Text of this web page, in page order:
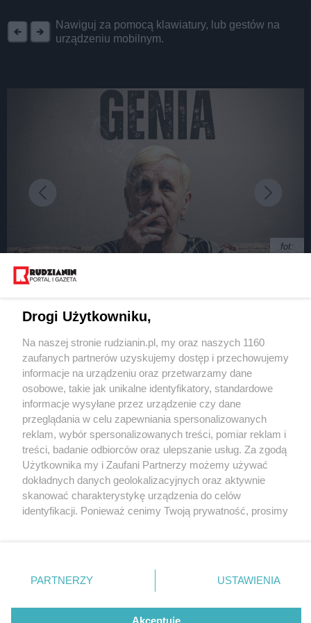
Nawiguj za pomocą klawiatury, lub gestów na
urządzeniu mobilnym.
fot:
mieszkanki Rudy Śląskiej - już w maju w Kinie
1 / 2
Genia plakat
Wydawca mediów
Nie zapomnij
zapoznać się z:
polityką prywatności regulamin korzystania z portali
Twojemiasto
Piekary Śląskie
Chorzów
Tarnowskie Góry
Gliwice
Skontakuj sięz nami
Kontakt
Wydawca
Redakcja
Drogi Użytkowniku,
Na naszej stronie rudzianin.pl, my oraz naszych 1160
zaufanych partnerów uzyskujemy dostęp i przechowujemy
informacje na urządzeniu oraz przetwarzamy dane
osobowe, takie jak unikalne identyfikatory, standardowe
informacje wysyłane przez urządzenie czy dane
przeglądania w celu zapewniania spersonalizowanych
reklam, wybór spersonalizowanych treści, pomiar reklam i
treści, badanie odbiorców oraz ulepszanie usług. Za zgodą
Użytkownika my i Zaufani Partnerzy możemy używać
dokładnych danych geolokalizacyjnych oraz aktywnie
skanować charakterystykę urządzenia do celów
identyfikacji. Ponieważ cenimy Twoją prywatność, prosimy
prywatności znajdujący się w lewym dolnym rogu strony
. Niektóre rodzaje przetwarzania danych nie wymagają
zgody użytkownika, ale masz prawo sprzeciwić się
takiemu przetwarzaniu. Preferencje będą miały
PARTNERZY USTAWIENIA
Akceptuję